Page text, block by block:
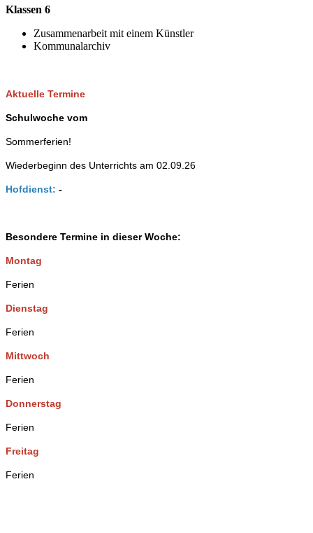
Klassen 6
Zusammenarbeit mit einem Künstler
Kommunalarchiv
Aktuelle Termine
Schulwoche vom
Sommerferien!
Wiederbeginn des Unterrichts am 02.09.26
Hofdienst: -
Besondere Termine in dieser Woche:
Montag
Ferien
Dienstag
Ferien
Mittwoch
Ferien
Donnerstag
Ferien
Freitag
Ferien